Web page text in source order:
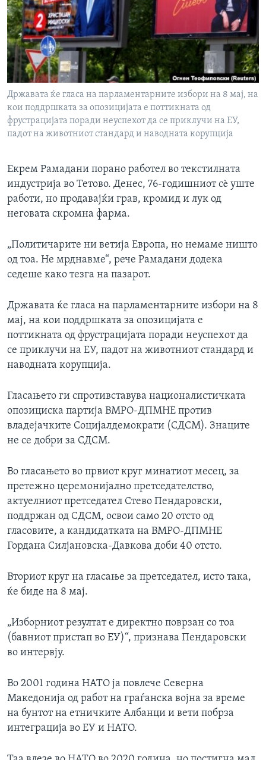
ИНТЕРВЈУА
Јазици
Државата ќе гласа на парламентарните избори на 8 мај, на
кои поддршката за опозицијата е поттикната од
фрустрацијата поради неуспехот да се приклучи на ЕУ,
падот на животниот стандард и наводната корупција
Екрем Рамадани порано работел во текстилната
индустрија во Тетово. Денес, 76-годишниот сè уште
работи, но продавајќи грав, кромид и лук од
неговата скромна фарма.
„Политичарите ни ветија Европа, но немаме ништо
од тоа. Не мрднавме“, рече Рамадани додека
седеше како тезга на пазарот.
Државата ќе гласа на парламентарните избори на 8
мај, на кои поддршката за опозицијата е
поттикната од фрустрацијата поради неуспехот да
се приклучи на ЕУ, падот на животниот стандард и
наводната корупција.
Гласањето ги спротивставува националистичката
опозициска партија ВМРО-ДПМНЕ против
владејачките Социјалдемократи (СДСМ). Знаците
не се добри за СДСМ.
Во гласањето во првиот круг минатиот месец, за
претежно церемонијално претседателство,
актуелниот претседател Стево Пендаровски,
поддржан од СДСМ, освои само 20 отсто од
гласовите, а кандидатката на ВМРО-ДПМНЕ
Гордана Силјановска-Давкова доби 40 отсто.
Вториот круг на гласање за претседател, исто така,
ќе биде на 8 мај.
„Изборниот резултат е директно поврзан со тоа
(бавниот пристап во ЕУ)“, признава Пендаровски
во интервју.
Во 2001 година НАТО ја повлече Северна
Македонија од работ на граѓанска војна за време
на бунтот на етничките Албанци и вети побрза
интеграција во ЕУ и НАТО.